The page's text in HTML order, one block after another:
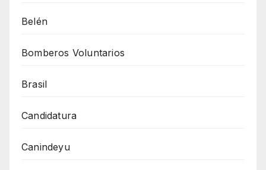
Belén
Bomberos Voluntarios
Brasil
Candidatura
Canindeyu